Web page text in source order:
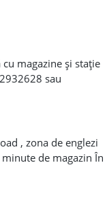
magazine și stație
sau
, zona de englezi
de magazin În
singură sau cuplu